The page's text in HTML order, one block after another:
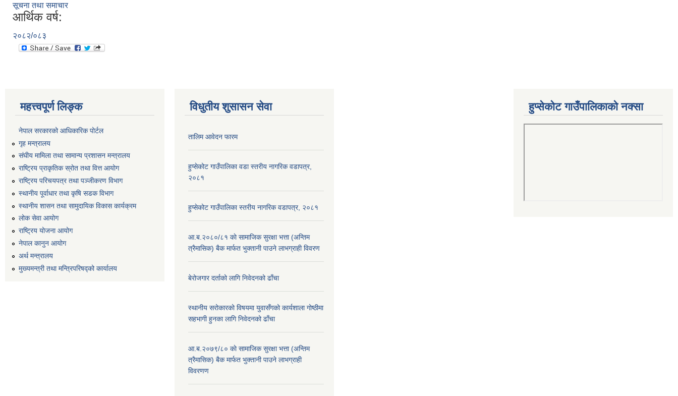
सूचना तथा समाचार
आर्थिक वर्ष:
२०८२/०८३
महत्त्वपूर्ण लिङ्क
नेपाल सरकारको आधिकारिक पोर्टल
गृह मन्त्रालय
संघीय मामिला तथा सामान्य प्रशासन मन्त्रालय
राष्ट्रिय प्राकृतिक स्रोत तथा वित्त आयोग
राष्ट्रिय परिचयपत्र तथा पञ्जीकरण विभाग
स्थानीय पूर्वाधार तथा कृषि सडक विभाग
स्थानीय शासन तथा सामुदायिक विकास कार्यक्रम
लोक सेवा आयोग
राष्ट्रिय योजना आयोग
नेपाल कानुन आयोग
अर्थ मन्त्रालय
मुख्यमन्त्री तथा मन्त्रिपरिषद्को कार्यालय
विधुतीय शुसासन सेवा
तालिम आवेदन फारम
हुप्सेकोट गाउँपालिका वडा स्तरीय नागरिक वडापत्र,
२०८१
हुप्सेकोट गाउँपालिका स्तरीय नागरिक वडापत्र, २०८१
आ.ब.२०८०/८१ काे सामाजिक सुरक्षा भत्ता (अन्तिम
त्रैमासिक) बैक मार्फत भुक्तानी पाउने लाभग्राही विवरण
बेरोजगार दर्ताको लागि निवेदनको ढाँचा
स्थानीय सरोकारको विषयमा युवासँगको कार्यशाला गोष्ठीमा
सहभागी हुनका लागि निवेदनको ढाँचा
आ.ब.२०७९/८० काे सामाजिक सुरक्षा भत्ता (अन्तिम
त्रैमासिक) बैक मार्फत भुक्तानी पाउने लाभग्राही
विवरणण
हुप्सेकोट गाउँपालिकाको नक्सा